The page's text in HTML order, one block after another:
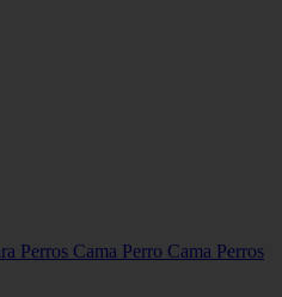
Perros Cama Perro Cama Perros